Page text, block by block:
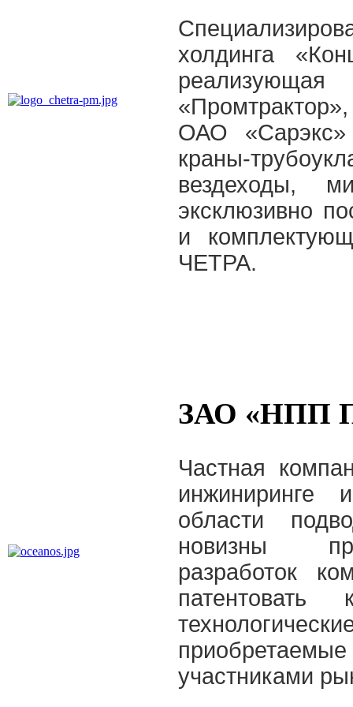
холдинга
ОАО
краны-
вездеходы,
эксклюзивно
и
ЧЕТРА.
ЗАО «НПП
Частная
инжиниринге
области
новизны
разработок
участниками